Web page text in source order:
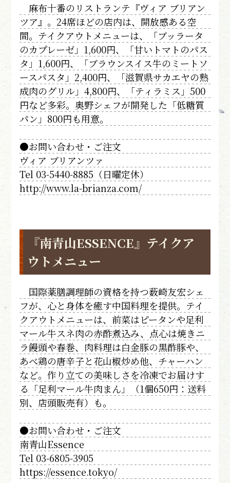
麻布十番のリストランテ『ヴィア ブリアン
ツア』。24席ほどの店内は、開放感ある空
間。テイクアウトメニューは、「ブッラータ
のカプレーゼ」1,600円、「甘いトマトのパス
タ」1,600円、「ブラウンスイス牛のミートソ
ースパスタ」2,400円、「滋賀県サカエヤの熟
成肉のグリル」4,800円、「ティラミス」500
円など多彩。奥野シェフが開発した「低糖質
パン」800円も用意。
●お問い合わせ・ご注文
ヴィア ブリアンツァ
Tel 03-5440-8885（日曜定休）
http://www.la-brianza.com/
『南青山ESSENCE』テイクア
ウトメニュー
国際薬膳調理師の資格を持つ薮崎友宏シェ
フが、心と身体を癒す中国料理を提供。テイ
クアウトメニューは、前菜はピータンや足利
マール牛スネ肉の赤酢煮込み、点心は焼きニ
ラ饅頭や春巻、肉料理は白金豚の黒酢豚や、
あべ鶏の唐辛子と花山椒炒め他、チャーハン
など。作り立ての美味しさを冷凍でお届けす
る「足利マール牛肉まん」（1個650円：送料
別、店頭販売有）も。
●お問い合わせ・ご注文
南青山Essence
Tel 03-6805-3905
https://essence.tokyo/